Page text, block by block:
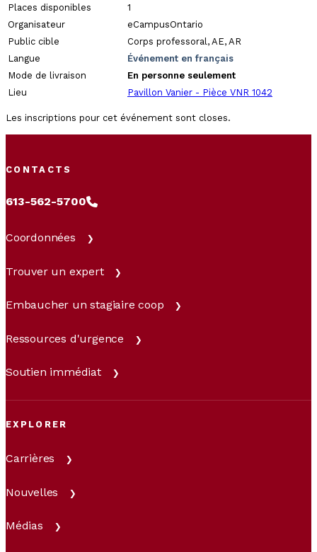
Places disponibles
1
Organisateur
eCampusOntario
Public cible
Corps professoral, AE, AR
Langue
Événement en français
Mode de livraison
En personne seulement
Lieu
Pavillon Vanier - Pièce VNR 1042
Les inscriptions pour cet événement sont closes.
CONTACTS
613-562-5700
Coordonnées
Trouver un expert
Embaucher un stagiaire coop
Ressources d'urgence
Soutien immédiat
EXPLORER
Carrières
Nouvelles
Médias